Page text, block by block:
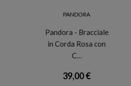
PANDORA
Pandora - Bracciale
in Corda Rosa con
C…
39,00 €